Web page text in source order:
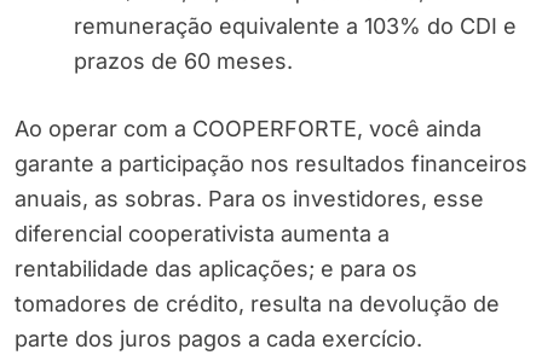
remuneração equivalente a 103% do CDI e
prazos de 60 meses.
Ao operar com a COOPERFORTE, você ainda
garante a participação nos resultados financeiros
anuais, as sobras. Para os investidores, esse
diferencial cooperativista aumenta a
rentabilidade das aplicações; e para os
tomadores de crédito, resulta na devolução de
parte dos juros pagos a cada exercício.